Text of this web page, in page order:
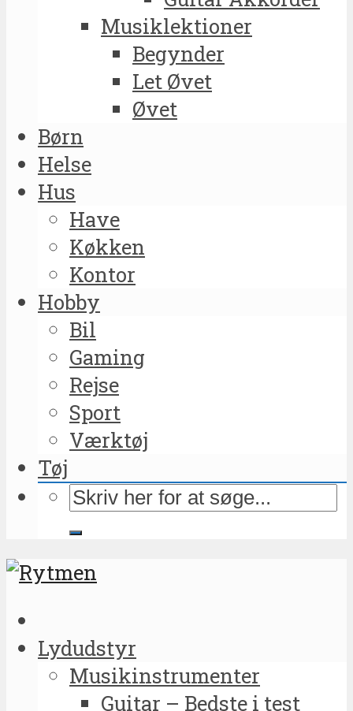
Musiklektioner
Begynder
Let Øvet
Øvet
Børn
Helse
Hus
Have
Køkken
Kontor
Hobby
Bil
Gaming
Rejse
Sport
Værktøj
Tøj
Lydudstyr
Musikinstrumenter
Guitar – Bedste i test